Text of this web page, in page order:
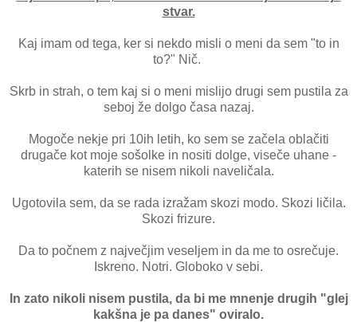
stvar.
Kaj imam od tega, ker si nekdo misli o meni da sem "to in
to?" Nič.
Skrb in strah, o tem kaj si o meni mislijo drugi sem pustila za
seboj že dolgo časa nazaj.
Mogoče nekje pri 10ih letih, ko sem se začela oblačiti
drugače kot moje sošolke in nositi dolge, viseče uhane -
katerih se nisem nikoli naveličala.
Ugotovila sem, da se rada izražam skozi modo. Skozi ličila.
Skozi frizure.
Da to počnem z največjim veseljem in da me to osrečuje.
Iskreno. Notri. Globoko v sebi.
In zato nikoli nisem pustila, da bi me mnenje drugih "glej
kakšna je pa danes" oviralo.